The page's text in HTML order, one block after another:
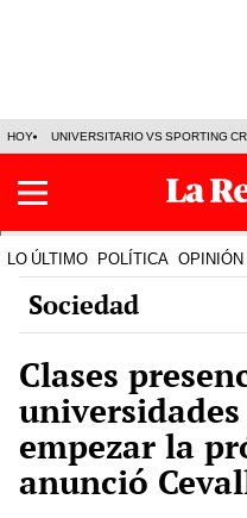
HOY UNIVERSITARIO VS SPORTING
LO ÚLTIMO POLÍTICA OPINIÓN
Sociedad
Clases
empezar la
anunció